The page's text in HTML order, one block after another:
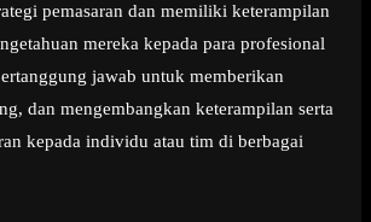
pemasaran dan memiliki keterampilan
mereka kepada para profesional
jawab untuk memberikan
dan mengembangkan keterampilan serta
kepada individu atau tim di berbagai